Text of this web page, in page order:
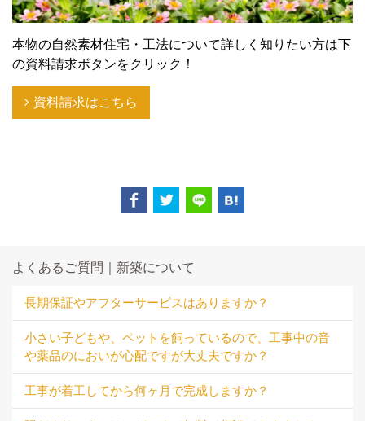
本物の自然素材住宅・工法について詳しく知りたい方は下
の資料請求ボタンをクリック！
資料請求はこちら
よくあるご質問｜新築について
長期保証やアフターサービスはありますか？
小さい子どもや、ペットを飼っているので、工事中の音
や薬品のにおいが心配ですが大丈夫ですか？
工事が着工してから何ヶ月で完成しますか？